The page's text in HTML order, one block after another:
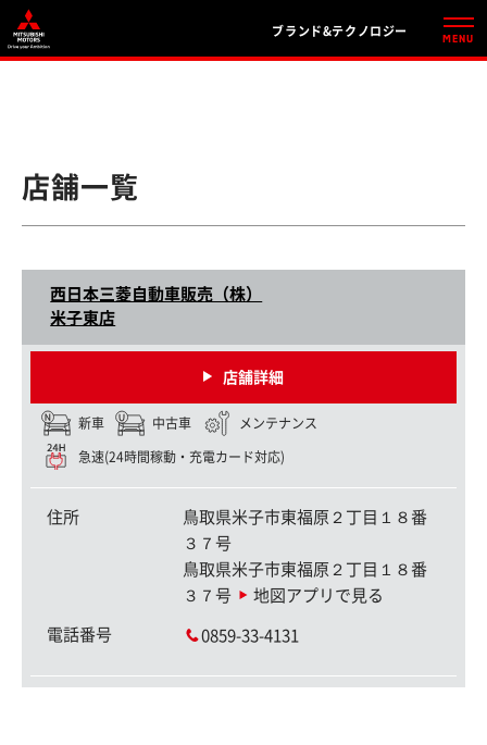
ブランド&テクノロジー
店舗一覧
西日本三菱自動車販売（株）
米子東店
店舗詳細
新車 中古車 メンテナンス
急速(24時間稼動・充電カード対応)
住所
鳥取県米子市東福原２丁目１８番
３７号
鳥取県米子市東福原２丁目１８番
３７号
地図アプリで見る
電話番号 0859-33-4131